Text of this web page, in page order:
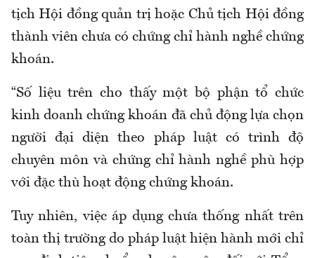
tịch Hội đồng quản trị hoặc Chủ tịch Hội đồng
thành viên chưa có chứng chỉ hành nghề chứng
khoán.
“Số liệu trên cho thấy một bộ phận tổ chức
kinh doanh chứng khoán đã chủ động lựa chọn
người đại diện theo pháp luật có trình độ
chuyên môn và chứng chỉ hành nghề phù hợp
với đặc thù hoạt động chứng khoán.
Tuy nhiên, việc áp dụng chưa thống nhất trên
toàn thị trường do pháp luật hiện hành mới chỉ